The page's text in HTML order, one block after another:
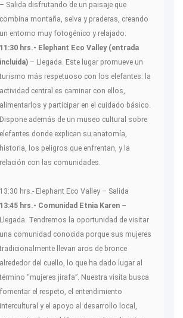
– Salida disfrutando de un paisaje que
combina montaña, selva y praderas, creando
un entorno muy fotogénico y relajado.
11:30 hrs.- Elephant Eco Valley (entrada
incluida) – Llegada. Este lugar promueve un
turismo más respetuoso con los elefantes: la
actividad central es caminar con ellos,
alimentarlos y participar en el cuidado básico.
Dispone además de un museo cultural sobre
elefantes donde explican su anatomía,
historia, los peligros que enfrentan, y la
relación con las comunidades.
13:30 hrs.- Elephant Eco Valley – Salida
13:45 hrs.- Comunidad Etnia Karen –
Llegada. Tendremos la oportunidad de visitar
una comunidad conocida porque sus mujeres
tradicionalmente llevan aros de bronce
alrededor del cuello, lo que ha dado lugar al
término “mujeres jirafa”. Nuestra visita busca
fomentar el respeto, el entendimiento
intercultural y el apoyo al desarrollo local,